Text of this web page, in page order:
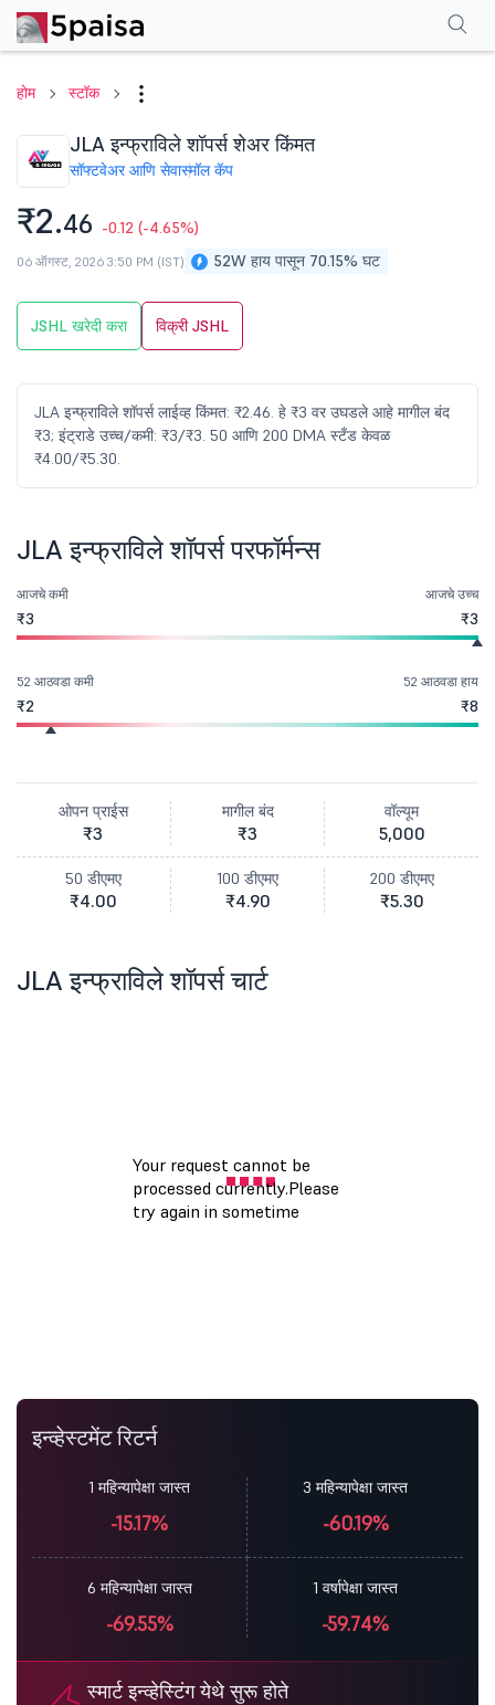
होम स्टॉक
JLA इन्फ्राविले शॉपर्स शेअर किंमत
सॉफ्टवेअर आणि सेवास्मॉल कॅप
₹2.46 -0.12 (-4.65%)
52W हाय पासून 70.15% घट
06 ऑगस्ट, 2026 3:50 PM (IST)
JSHL खरेदी करा विक्री JSHL
JLA इन्फ्राविले शॉपर्स लाईव्ह किंमत: ₹2.46. हे ₹3 वर उघडले आहे मागील बंद
₹3; इंट्राडे उच्च/कमी: ₹3/₹3. 50 आणि 200 DMA स्टँड केवळ
₹4.00/₹5.30.
परफॉर्मन्सफायनान्शियल्स एफएक्यू
JLA इन्फ्राविले शॉपर्स परफॉर्मन्स
आजचे कमी
₹3
आजचे उच्च
₹3
52 आठवडा कमी
₹2
52 आठवडा हाय
₹8
ओपन प्राईस
₹3
मागील बंद
₹3
वॉल्यूम
5,000
50 डीएमए
₹4.00
100 डीएमए
₹4.90
200 डीएमए
₹5.30
JLA इन्फ्राविले शॉपर्स चार्ट
इन्व्हेस्टमेंट रिटर्न
1 महिन्यापेक्षा जास्त
-15.17%
3 महिन्यापेक्षा जास्त
-60.19%
6 महिन्यापेक्षा जास्त
-69.55%
1 वर्षापेक्षा जास्त
-59.74%
स्मार्ट इन्व्हेस्टिंग येथे सुरू होते